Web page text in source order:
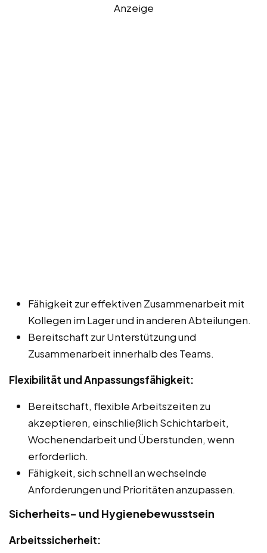
Anzeige
Fähigkeit zur effektiven Zusammenarbeit mit
Kollegen im Lager und in anderen Abteilungen.
Bereitschaft zur Unterstützung und
Zusammenarbeit innerhalb des Teams.
Flexibilität und Anpassungsfähigkeit:
Bereitschaft, flexible Arbeitszeiten zu
akzeptieren, einschließlich Schichtarbeit,
Wochenendarbeit und Überstunden, wenn
erforderlich.
Fähigkeit, sich schnell an wechselnde
Anforderungen und Prioritäten anzupassen.
Sicherheits- und Hygienebewusstsein
Arbeitssicherheit: